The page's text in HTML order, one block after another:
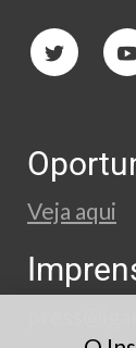
Veja aqui